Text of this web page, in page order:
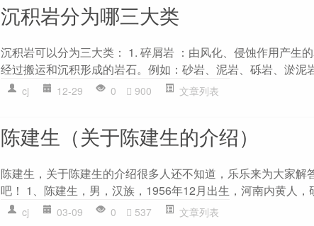
沉积岩分为哪三大类
沉积岩可以分为三大类： 1. 碎屑岩 ：由风化、侵蚀作用产生
经过搬运和沉积形成的岩石。例如：砂岩、泥岩、砾岩、淤泥
cj 12-29 0 900 文章列表
陈建生（关于陈建生的介绍）
陈建生，关于陈建生的介绍很多人还不知道，乐乐来为大家
吧！ 1、陈建生，男，汉族，1956年12月出生，河南内黄人，
cj 03-09 0 537 文章列表